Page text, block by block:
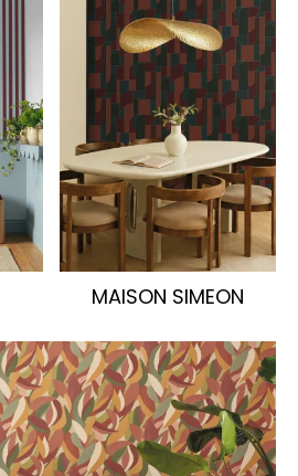
MAISON SIMEON